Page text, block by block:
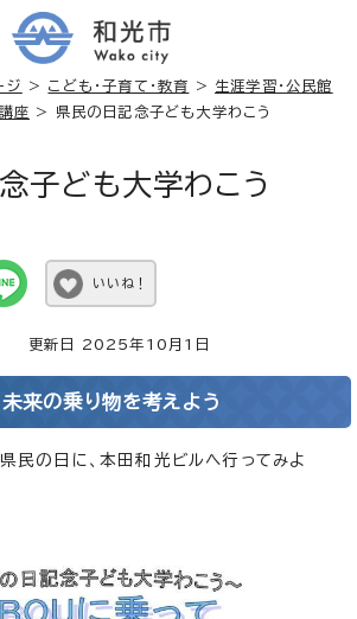
ジ > こども・子育て・教育 > 生涯学習・公民館
座 > 県民の日記念子ども大学わこう
子ども大学わこう
いいね！
更新日 2025年10月1日
来の乗り物を考えよう
民の日に、本田和光ビルへ行ってみよ